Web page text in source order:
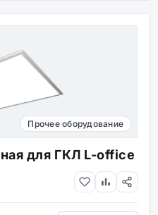
Прочее оборудование
для ГКЛ L-office